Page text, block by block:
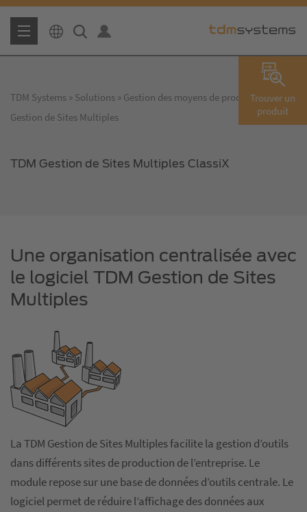
Trouver un
produit
TDM Systems Solutions Gestion des moyens de production
TDM
Gestion de Sites Multiples
TDM Gestion de Sites Multiples ClassiX
Une organisation centralisée avec
le logiciel TDM Gestion de Sites
Multiples
La TDM Gestion de Sites Multiples facilite la gestion d’outils
dans différents sites de production de l’entreprise. Le
module repose sur une base de données d’outils centrale. Le
logiciel permet de réduire l’affichage des données aux